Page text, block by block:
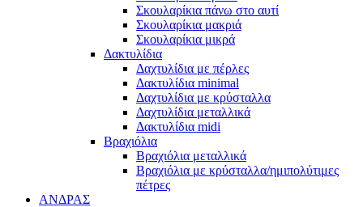
Σκουλαρίκια πάνω στο αυτί
Σκουλαρίκια μακριά
Σκουλαρίκια μικρά
Δακτυλίδια
Δαχτυλίδια με πέρλες
Δακτυλίδια minimal
Δαχτυλίδια με κρύσταλλα
Δαχτυλίδια μεταλλικά
Δακτυλίδια midi
Βραχιόλια
Βραχιόλια μεταλλικά
Βραχιόλια με κρύσταλλα/ημιπολύτιμες
πέτρες
ΑΝΔΡΑΣ